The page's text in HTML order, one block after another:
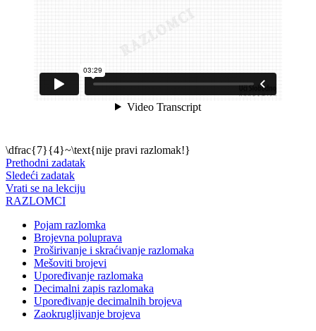
\dfrac{7}{4}~\text{nije pravi razlomak!}
Prethodni zadatak
Sledeći zadatak
Vrati se na lekciju
RAZLOMCI
Pojam razlomka
Brojevna poluprava
Proširivanje i skraćivanje razlomaka
Mešoviti brojevi
Upoređivanje razlomaka
Decimalni zapis razlomaka
Upoređivanje decimalnih brojeva
Zaokrugljivanje brojeva